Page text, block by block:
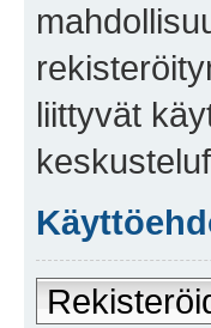
liittyvät